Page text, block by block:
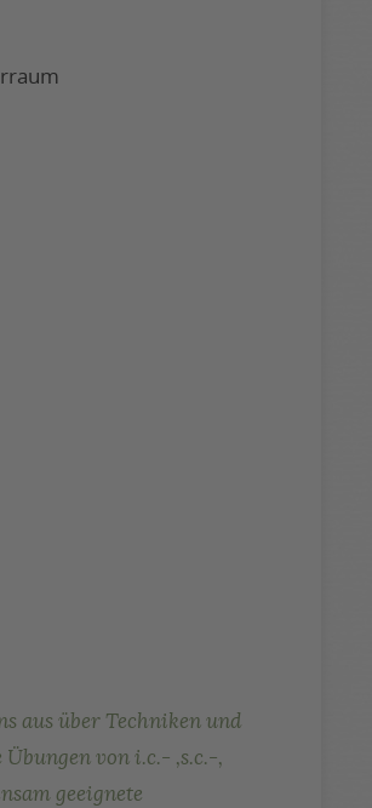
aus über Techniken und
von i.c.- ,s.c.-,
geeignete